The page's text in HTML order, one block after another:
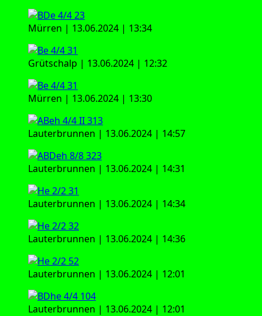
Mür­ren | 13.06.2024 | 13:34
Grüt­schalp | 13.06.2024 | 12:32
Mür­ren | 13.06.2024 | 13:30
Lau­ter­brun­nen | 13.06.2024 | 14:57
Lau­ter­brun­nen | 13.06.2024 | 14:31
Lau­ter­brun­nen | 13.06.2024 | 14:34
Lau­ter­brun­nen | 13.06.2024 | 14:36
Lau­ter­brun­nen | 13.06.2024 | 12:01
Lau­ter­brun­nen | 13.06.2024 | 12:01